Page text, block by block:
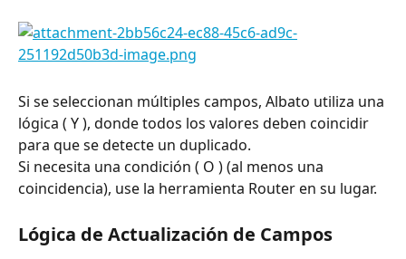
Si se seleccionan múltiples campos, Albato utiliza una
lógica ( Y ), donde todos los valores deben coincidir
para que se detecte un duplicado.
Si necesita una condición ( O ) (al menos una
coincidencia), use la herramienta Router en su lugar.
Lógica de Actualización de Campos